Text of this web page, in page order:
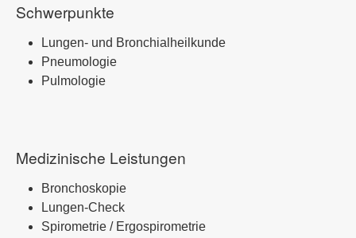
Schwerpunkte
Lungen- und Bronchialheilkunde
Pneumologie
Pulmologie
Medizinische Leistungen
Bronchoskopie
Lungen-Check
Spirometrie / Ergospirometrie